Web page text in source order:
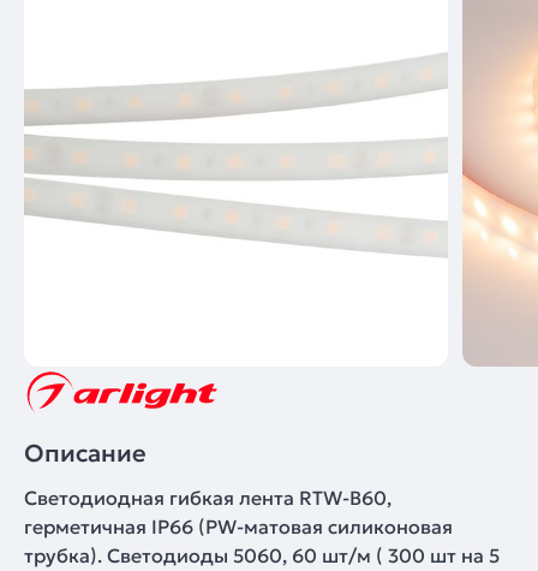
Описание
Светодиодная гибкая лента RTW-B60,
герметичная IP66 (PW-матовая силиконовая
трубка). Светодиоды 5060, 60 шт/м ( 300 шт на 5